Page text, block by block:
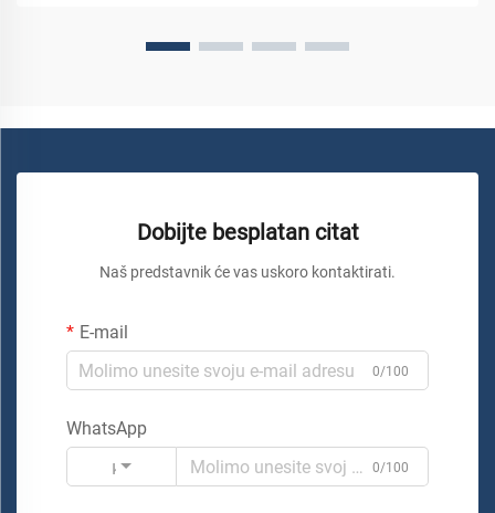
Dobijte besplatan citat
Naš predstavnik će vas uskoro kontaktirati.
E-mail
0/100
WhatsApp
Kod
0/100